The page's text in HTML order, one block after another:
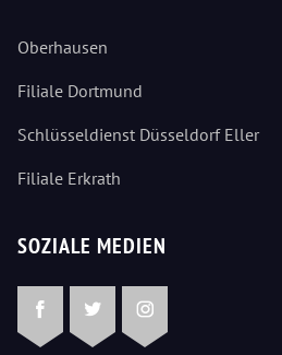
Oberhausen
Filiale Dortmund
Schlüsseldienst Düsseldorf Eller
Filiale Erkrath
SOZIALE MEDIEN
FacebookTwitterInstagram